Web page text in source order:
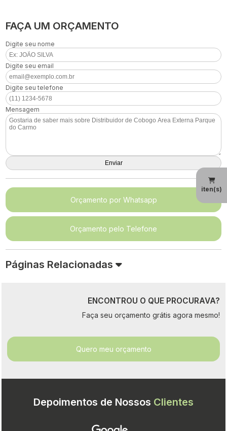
iten(s)
FAÇA UM ORÇAMENTO
Digite seu nome
Digite seu email
Digite seu telefone
Mensagem
Orçamento por Whatsapp
Orçamento pelo Telefone
Páginas Relacionadas
ENCONTROU O QUE PROCURAVA?
Faça seu orçamento grátis agora mesmo!
Quero meu orçamento
Depoimentos de Nossos Clientes